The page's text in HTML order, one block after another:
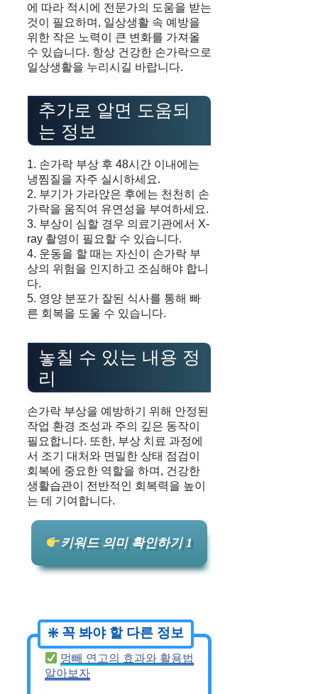
에 따라 적시에 전문가의 도움을 받는
것이 필요하며, 일상생활 속 예방을
위한 작은 노력이 큰 변화를 가져올
수 있습니다. 항상 건강한 손가락으로
일상생활을 누리시길 바랍니다.
추가로 알면 도움되
는 정보
1. 손가락 부상 후 48시간 이내에는
냉찜질을 자주 실시하세요.
2. 부기가 가라앉은 후에는 천천히 손
가락을 움직여 유연성을 부여하세요.
3. 부상이 심할 경우 의료기관에서 X-
ray 촬영이 필요할 수 있습니다.
4. 운동을 할 때는 자신이 손가락 부
상의 위험을 인지하고 조심해야 합니
다.
5. 영양 분포가 잘된 식사를 통해 빠
른 회복을 도울 수 있습니다.
놓칠 수 있는 내용 정
리
손가락 부상을 예방하기 위해 안정된
작업 환경 조성과 주의 깊은 동작이
필요합니다. 또한, 부상 치료 과정에
서 조기 대처와 면밀한 상태 점검이
회복에 중요한 역할을 하며, 건강한
생활습관이 전반적인 회복력을 높이
는 데 기여합니다.
키워드 의미 확인하기 1
멍빼 연고의 효과와 활용법
알아보자